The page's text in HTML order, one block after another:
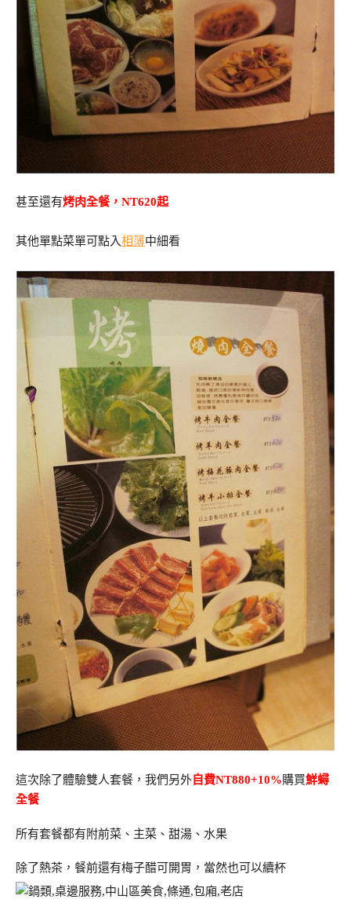
甚至還有烤肉全餐，NT620起
其他單點菜單可點入相簿中細看
這次除了體驗雙人套餐，我們另外 自費NT880+10%購買鮮蟳
全餐
所有套餐都有附前菜、主菜、甜湯、水果
除了熱茶，餐前還有梅子醋可開胃，當然也可以續杯